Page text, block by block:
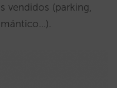
vendidos (parking,